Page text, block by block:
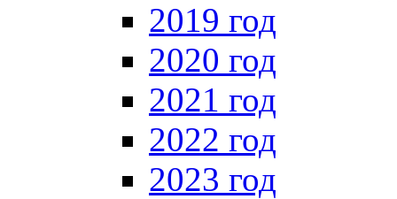
2019 год
2020 год
2021 год
2022 год
2023 год